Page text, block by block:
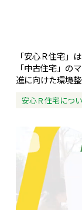
「安心Ｒ住宅」
「中古住宅」の
進に向けた環境
安心Ｒ住宅につ